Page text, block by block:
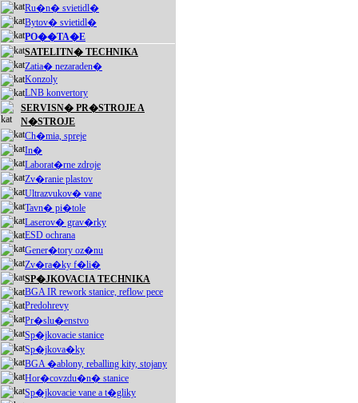
Ru�n� svietidl�
Bytov� svietidl�
PO��TA�E
SATELITN� TECHNIKA
Zatia� nezaraden�
Konzoly
LNB konvertory
SERVISN� PR�STROJE A
N�STROJE
Ch�mia, spreje
In�
Laborat�rne zdroje
Zv�ranie plastov
Ultrazvukov� vane
Tavn� pi�tole
Laserov� grav�rky
ESD ochrana
Gener�tory oz�nu
Zv�ra�ky f�li�
SP�JKOVACIA TECHNIKA
BGA IR rework stanice, reflow pece
Predohrevy
Pr�slu�enstvo
Sp�jkovacie stanice
Sp�jkova�ky
BGA �ablony, reballing kity, stojany
Hor�covzdu�n� stanice
Sp�jkovacie vane a t�gliky